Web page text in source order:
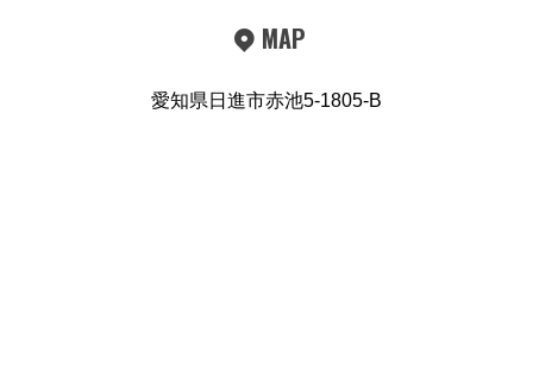
MAP
愛知県日進市赤池5-1805-B